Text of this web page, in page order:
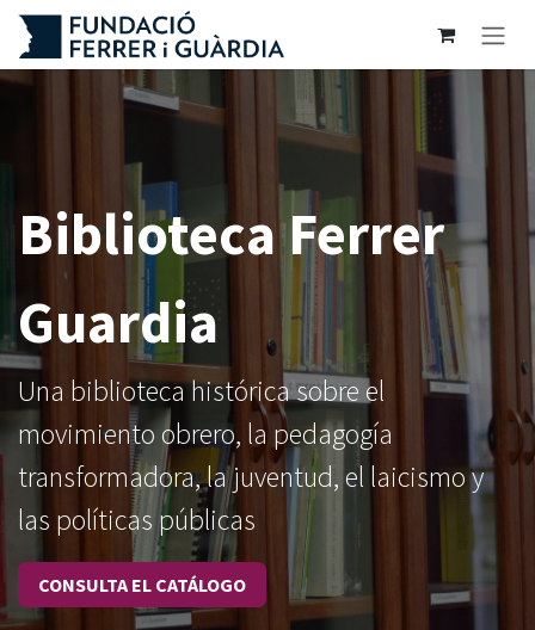
Ir al contenido
Biblioteca Ferrer
Guardia
Una biblioteca histórica sobre el
movimiento obrero, la pedagogía
transformadora, la juventud, el laicismo y
las políticas públicas
CONSULTA EL CATÁLOGO